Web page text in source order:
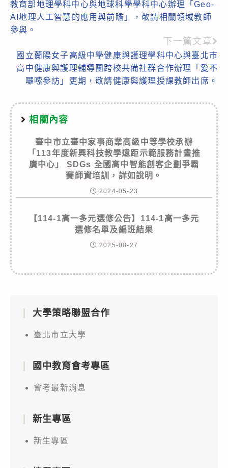
more
articles
教育部地理學科中心與地球科學學科中心辦理「Geo-
AI地理人工智慧的應用與前瞻」，敬請相關領域教師
參與。
下一篇文章
國立蘭陽女子高級中學健康與護理學科中心與臺北市
高中健康與護理輔導團跨校共備社群合作辦理「愛不
囉嗦參訪」更期，敬請健康與護理授課教師出席。
相關內容
臺中市立臺中家事商業高級中等學校承辦
「113年度新興科技教學遠距示範服務計畫推
廣中心」 SDGs 全國高中智能創客企劃爭霸
賽師資培訓，詳如說明。
2024-05-23
【114-1高一多元選修公告】114-1高一多元
選修名單及編班結果
2025-08-27
大學策略聯盟合作
臺北市立大學
國中教育會考專區
會考最新消息
新生專區
新生專區